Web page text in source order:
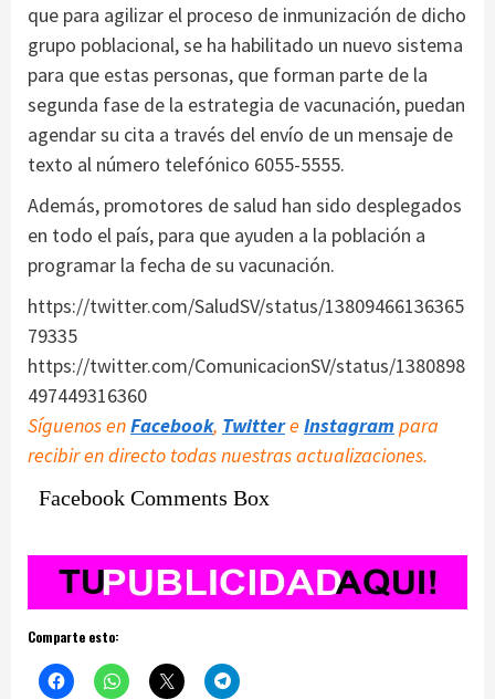
que para agilizar el proceso de inmunización de dicho
grupo poblacional, se ha habilitado un nuevo sistema
para que estas personas, que forman parte de la
segunda fase de la estrategia de vacunación, puedan
agendar su cita a través del envío de un mensaje de
texto al número telefónico 6055-5555.
Además, promotores de salud han sido desplegados
en todo el país, para que ayuden a la población a
programar la fecha de su vacunación.
https://twitter.com/SaludSV/status/13809466136365
79335
https://twitter.com/ComunicacionSV/status/1380898
497449316360
Síguenos enFacebook, Twittere Instagram para
recibir en directo todas nuestras actualizaciones.
Facebook Comments Box
Comparte esto: